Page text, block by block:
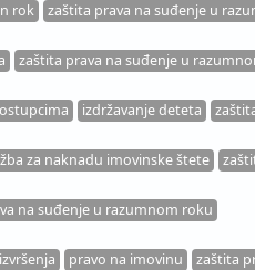
rok zaštita prava na suđenje u
zaštita prava na suđenje u
izdržavanje deteta
za naknadu imovinske štete
na suđenje u razumnom roku
pravo na imovinu zaštita